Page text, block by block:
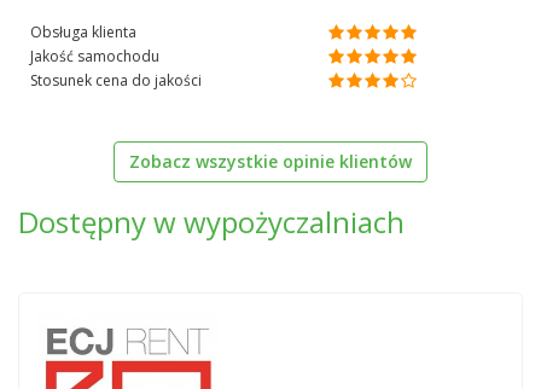
Obsługa klienta
Jakość samochodu
Stosunek cena do jakości
Zobacz wszystkie opinie klientów
Dostępny w wypożyczalniach